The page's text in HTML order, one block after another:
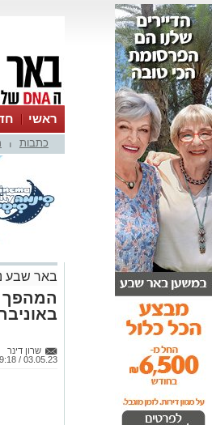
ראשי
עסקים
כתבות
באר שבע
המהפך
שרון דינר
03.05.23 / 19:18